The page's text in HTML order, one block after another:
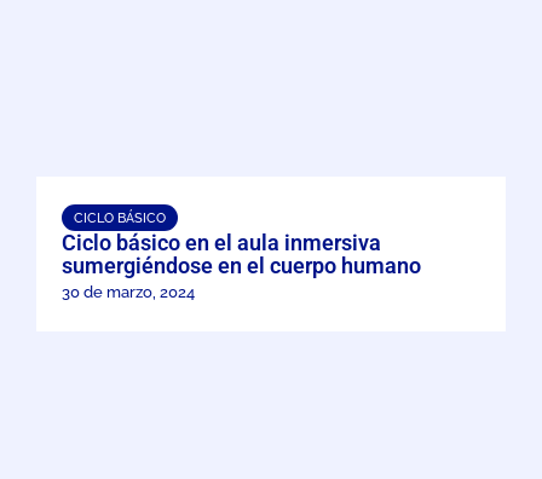
CICLO BÁSICO
Ciclo básico en el aula inmersiva
sumergiéndose en el cuerpo humano
30 de marzo, 2024